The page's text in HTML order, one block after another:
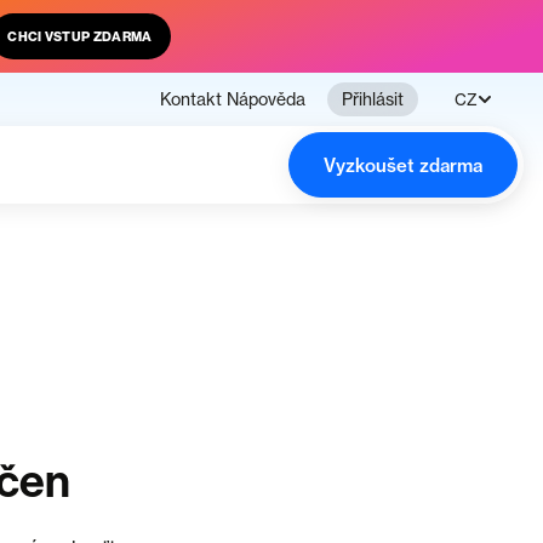
CHCI VSTUP ZDARMA
Kontakt Nápověda Přihlásit CZ
Vyzkoušet zdarma